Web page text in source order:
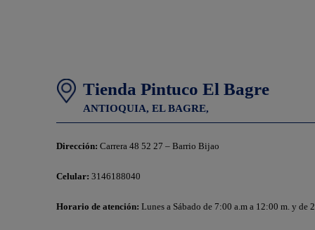
Tienda Pintuco El Bagre
ANTIOQUIA, EL BAGRE,
Dirección: Carrera 48 52 27 – Barrio Bijao
Celular: 3146188040
Horario de atención: Lunes a Sábado de 7:00 a.m a 12:00 m. y de